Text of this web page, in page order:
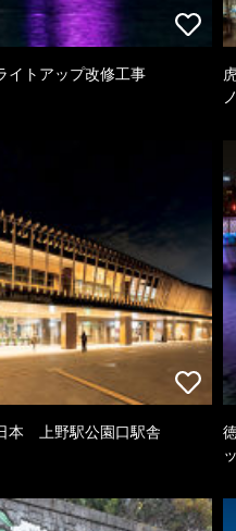
イトアップ改修工事
本 上野駅公園口駅舎